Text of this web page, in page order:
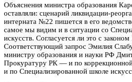
Объяснения министра образования
оставляли: сценарий ликвидации-
интерната №22 пишется в его
самое мы видим и в ситуации со
искусств. Согласуется ли это с
Соответствующий запрос Эмилия
министру образования и науки РФ
Прокуратуру РК — и по
и по Специализированной школе